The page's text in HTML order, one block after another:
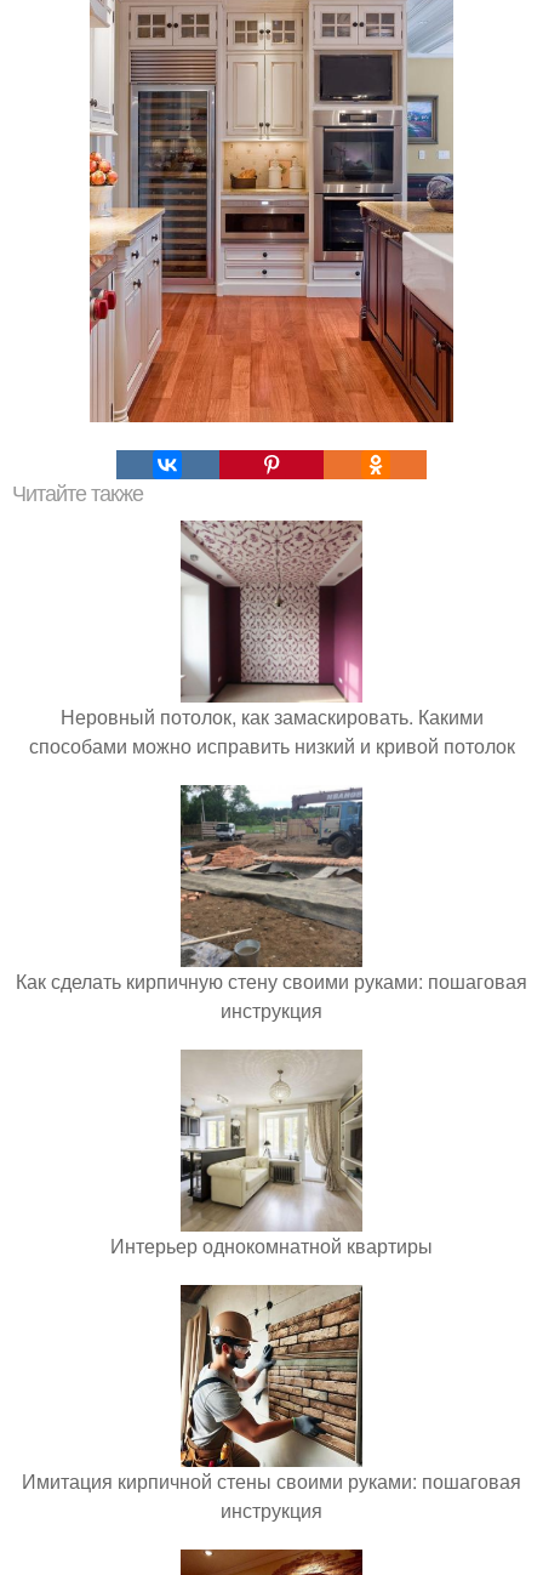
Читайте также
Неровный потолок, как замаскировать. Какими
способами можно исправить низкий и кривой потолок
Как сделать кирпичную стену своими руками: пошаговая
инструкция
Интерьер однокомнатной квартиры
Имитация кирпичной стены своими руками: пошаговая
инструкция